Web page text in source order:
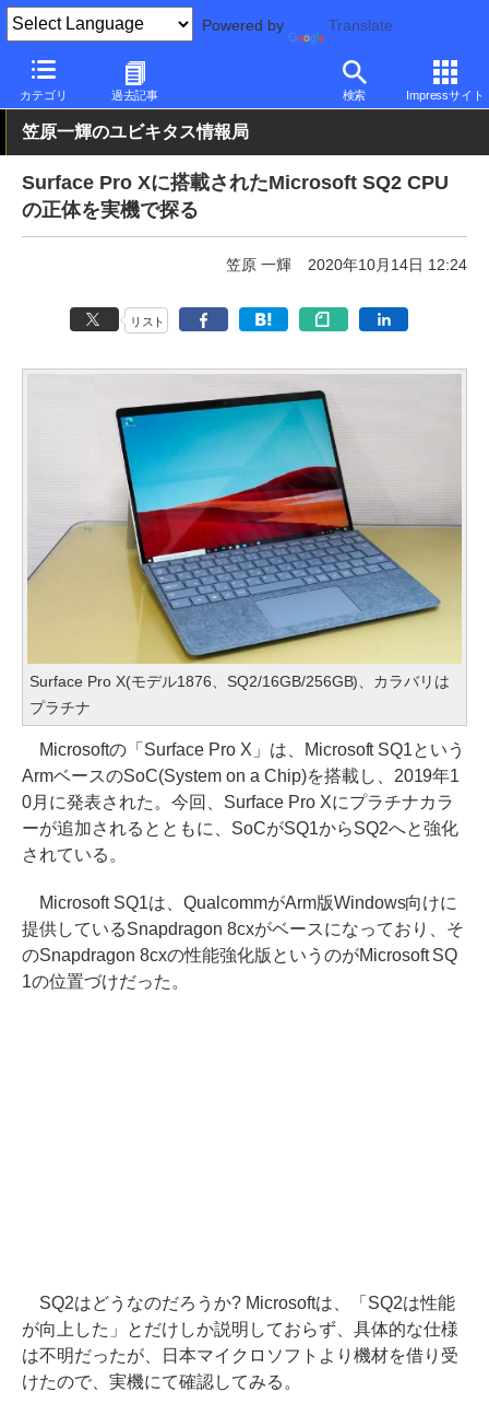
Powered by Translate
カテゴリ 過去記事 検索 Impressサイト
PC Watch パソコン/タブレット/スマートフォン Surface
笠原一輝のユビキタス情報局
Surface Pro Xに搭載されたMicrosoft SQ2 CPU
の正体を実機で探る
笠原 一輝 2020年10月14日 12:24
リスト
Surface Pro X(モデル1876、SQ2/16GB/256GB)、カラバリは
プラチナ
Microsoftの「Surface Pro X」は、Microsoft SQ1という
ArmベースのSoC(System on a Chip)を搭載し、2019年1
0月に発表された。今回、Surface Pro Xにプラチナカラ
ーが追加されるとともに、SoCがSQ1からSQ2へと強化
されている。
Microsoft SQ1は、QualcommがArm版Windows向けに
提供しているSnapdragon 8cxがベースになっており、そ
のSnapdragon 8cxの性能強化版というのがMicrosoft SQ
1の位置づけだった。
SQ2はどうなのだろうか? Microsoftは、「SQ2は性能
が向上した」とだけしか説明しておらず、具体的な仕様
は不明だったが、日本マイクロソフトより機材を借り受
けたので、実機にて確認してみる。